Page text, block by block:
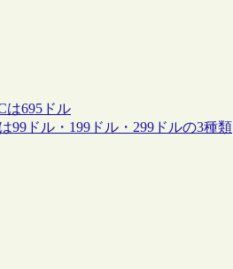
は695ドル
ドル・199ドル・299ドルの3種類